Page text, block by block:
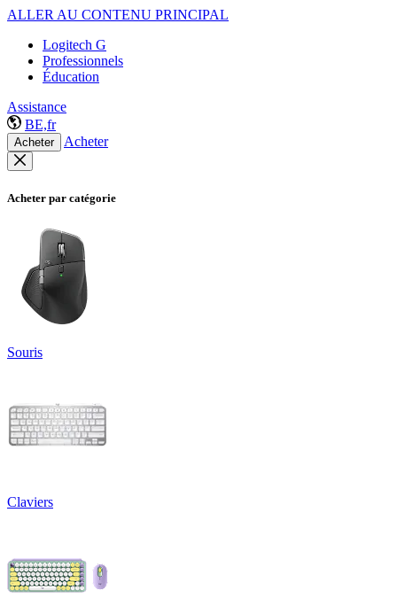
ALLER AU CONTENU PRINCIPAL
Logitech G
Professionnels
Éducation
Assistance
BE,fr
Acheter Acheter
Acheter par catégorie
Souris
Claviers